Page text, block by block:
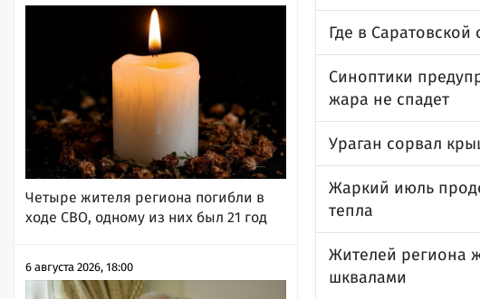
Четыре жителя региона погибли в
ходе СВО, одному из них был 21 год
6 августа 2026, 18:00
Где в
Синоптики
жара не спадет
Ураган сорвал
Жаркий июль
тепла
Жителей региона
шквалами